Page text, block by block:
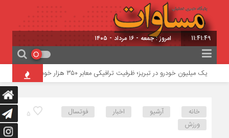
11:41:50 امروز : جمعه - ۱۶ مرداد - ۱۴۰۵
یک میلیون خودرو در تبریز؛ ظرفیت ترافیکی معابر ۳۵۰ هزار خودرو
5 خانه آرشیو اخبار
فوتسال
ورزش